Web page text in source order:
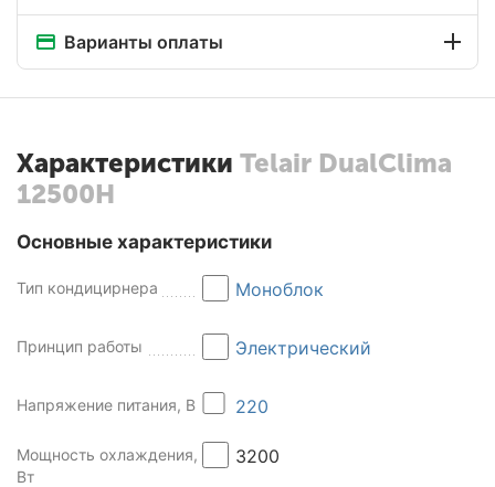
Варианты оплаты
Характеристики Telair DualClima
12500H
Основные характеристики
Тип кондицирнера Моноблок
Принцип работы Электрический
Напряжение питания, В 220
Мощность охлаждения,
Вт
3200